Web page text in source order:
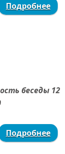
Подробнее
беседы 12
Подробнее